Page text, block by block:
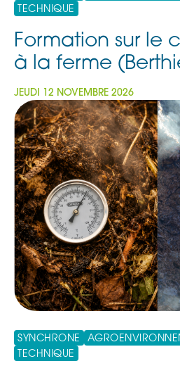
TECHNIQUE
Formation sur le
à la ferme
JEUDI 12 NOVEMBRE 2026
SYNCHRONE
TECHNIQUE